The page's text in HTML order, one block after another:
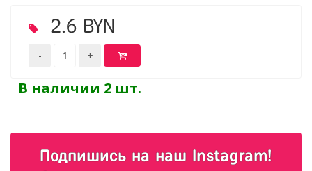
2.6 BYN
В наличии 2 шт.
Подпишись на наш Instagram!